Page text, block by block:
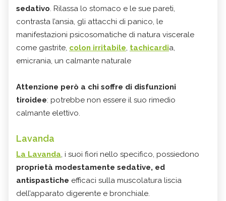
sedativo. Rilassa lo stomaco e le sue pareti,
contrasta l’ansia, gli attacchi di panico, le
manifestazioni psicosomatiche di natura viscerale
come gastrite, colon irritabile, tachicardia,
emicrania, un calmante naturale
Attenzione però a chi soffre di disfunzioni
tiroidee: potrebbe non essere il suo rimedio
calmante elettivo.
Lavanda
La Lavanda, i suoi fiori nello specifico, possiedono
proprietà modestamente sedative, ed
antispastiche efficaci sulla muscolatura liscia
dell’apparato digerente e bronchiale.